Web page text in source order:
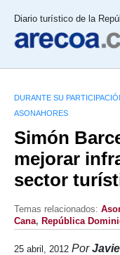
Diario turístico de la
DURANTE SU
ASONAHORES
Simón
mejorar
sector
Temas relacionados:
Cana, República
25 abril, 2012 Por